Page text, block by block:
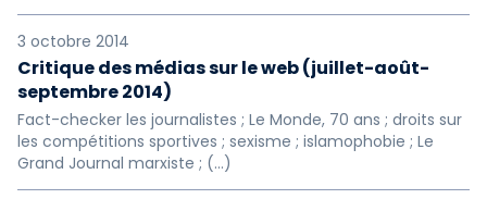
3 octobre 2014
Critique des médias sur le web (juillet-août-
septembre 2014)
Fact-checker les journalistes ; Le Monde, 70 ans ; droits sur
les compétitions sportives ; sexisme ; islamophobie ; Le
Grand Journal marxiste ; (…)